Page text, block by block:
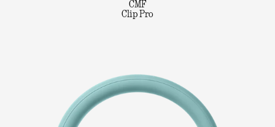
CMF
Clip Pro